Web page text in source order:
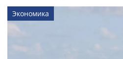
Экономика